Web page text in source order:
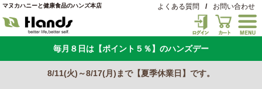
マヌカハニーと健康食品のハンズ本店 よくある質問 / お問い合わせ
毎月８日は【ポイント５％】のハンズデー
8/11(火)～8/17(月)まで【夏季休業日】です。